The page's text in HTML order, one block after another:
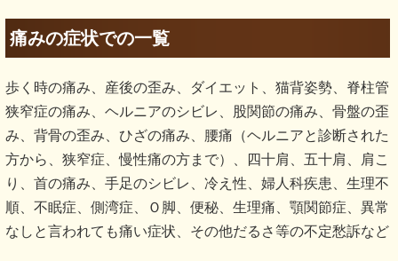
痛みの症状での一覧
歩く時の痛み、産後の歪み、ダイエット、猫背姿勢、脊柱管
狭窄症の痛み、ヘルニアのシビレ、股関節の痛み、骨盤の歪
み、背骨の歪み、ひざの痛み、腰痛（ヘルニアと診断された
方から、狭窄症、慢性痛の方まで）、四十肩、五十肩、肩こ
り、首の痛み、手足のシビレ、冷え性、婦人科疾患、生理不
順、不眠症、側湾症、Ｏ脚、便秘、生理痛、顎関節症、異常
なしと言われても痛い症状、その他だるさ等の不定愁訴など